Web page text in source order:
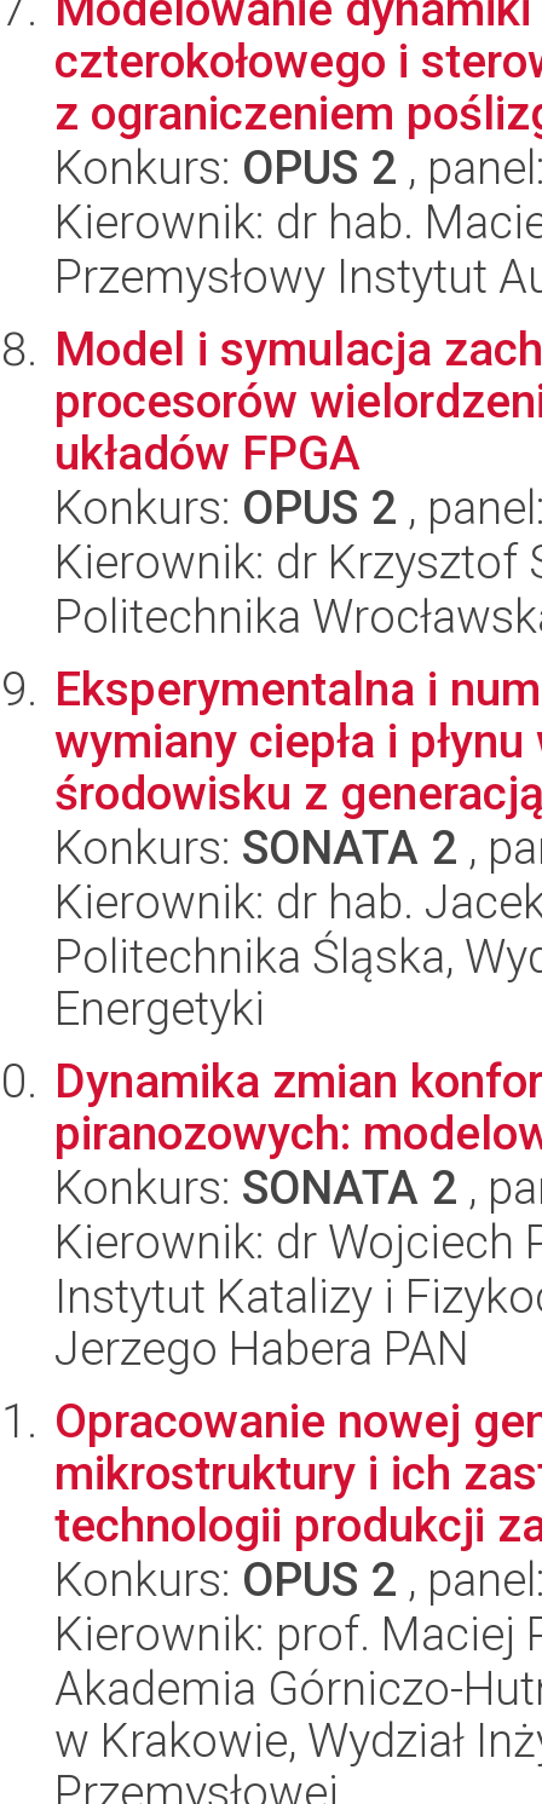
czterokołowego i
z ograniczeniem
Konkurs: OPUS 2 ,
Kierownik: dr hab.
Przemysłowy Instytut
Model i symulacja
procesorów
układów FPGA
Konkurs: OPUS 2 ,
Kierownik: dr Krzysztof
Politechnika
Eksperymentalna i
wymiany ciepła i
środowisku z
Konkurs: SONATA 2 ,
Kierownik: dr hab.
Politechnika Śląska,
Energetyki
Dynamika zmian
piranozowych:
Konkurs: SONATA 2 ,
Kierownik: dr Wojciech
Instytut Katalizy i
Jerzego Habera PAN
Opracowanie nowej
mikrostruktury i ich
technologii produkcji
Konkurs: OPUS 2 ,
Kierownik: prof. Maciej
Akademia Górniczo-
w Krakowie, Wydział
Przemysłowej